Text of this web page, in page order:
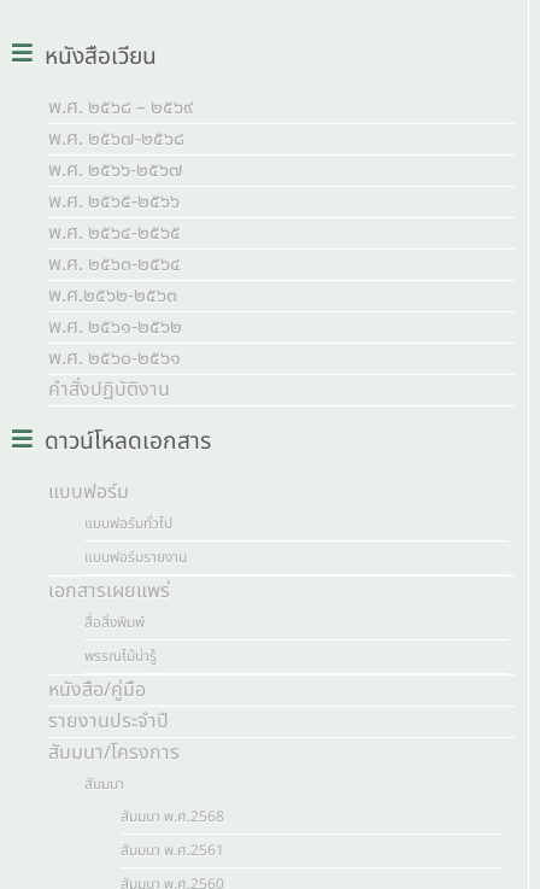
หนังสือเวียน
พ.ศ. ๒๕๖๘ – ๒๕๖๙
พ.ศ. ๒๕๖๗-๒๕๖๘
พ.ศ. ๒๕๖๖-๒๕๖๗
พ.ศ. ๒๕๖๕-๒๕๖๖
พ.ศ. ๒๕๖๔-๒๕๖๕
พ.ศ. ๒๕๖๓-๒๕๖๔
พ.ศ.๒๕๖๒-๒๕๖๓
พ.ศ. ๒๕๖๑-๒๕๖๒
พ.ศ. ๒๕๖๐-๒๕๖๑
คำสั่งปฏิบัติงาน
ดาวน์โหลดเอกสาร
แบบฟอร์ม
แบบฟอร์มทั่วไป
แบบฟอร์มรายงาน
เอกสารเผยแพร่
สื่อสิ่งพิมพ์
พรรณไม้น่ารู้
หนังสือ/คู่มือ
รายงานประจำปี
สัมมนา/โครงการ
สัมมนา
สัมมนา พ.ศ.2568
สัมมนา พ.ศ.2561
สัมมนา พ.ศ.2560